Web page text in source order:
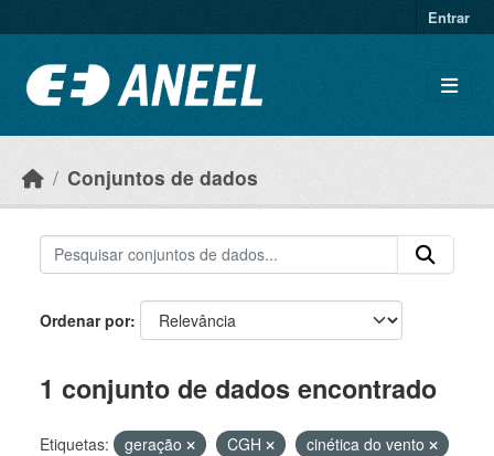
Entrar
Conjuntos de dados
Ordenar por
1 conjunto de dados encontrado
Etiquetas: geração CGH
cinética do vento